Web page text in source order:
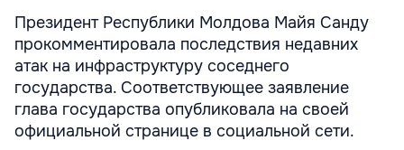
Президент Республики Молдова Майя Санду
прокомментировала последствия недавних
атак на инфраструктуру соседнего
государства. Соответствующее заявление
глава государства опубликовала на своей
официальной странице в социальной сети.